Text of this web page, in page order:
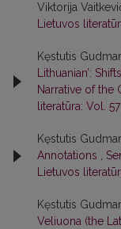
Viktorija
Lietuvos
Kęstutis
Lithuanian’:
Narrative of the
literatūra: Vol.
Kęstutis
Annotations ,
Lietuvos
Kęstutis
Veliuona (the